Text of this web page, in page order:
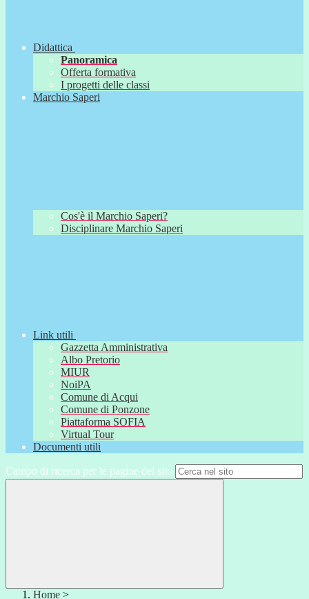
Didattica
Panoramica
Offerta formativa
I progetti delle classi
Marchio Saperi
Cos'è il Marchio Saperi?
Disciplinare Marchio Saperi
Link utili
Gazzetta Amministrativa
Albo Pretorio
MIUR
NoiPA
Comune di Acqui
Comune di Ponzone
Piattaforma SOFIA
Virtual Tour
Documenti utili
Campo di ricerca per le pagine del sito
Home >